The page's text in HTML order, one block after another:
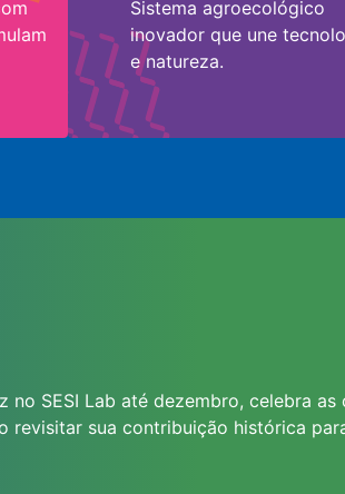
Sistema agroecológico
inovador que une
e natureza.
no SESI Lab até dezembro, celebra as
revisitar sua contribuição histórica